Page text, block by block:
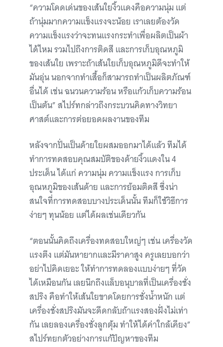
“ความโดดเด่นของเส้นใยงิ้วแดงคือความนุ่ม แต่
ถ้านุ่มมากความแข็งแรงจะน้อย เราเลยต้องวัด
ความแข็งแรงว่าจะทนแรงกระทำเพื่อผลิตเป็นผ้า
ได้ไหม รวมไปถึงการติดสี และการเก็บอุณหภูมิ
ของเส้นใย เพราะถ้าเส้นใยเก็บอุณหภูมิดีจะทำให้
มันอุ่น นอกจากทำเสื้อก็สามารถทำเป็นผลิตภัณฑ์
อื่นได้ เช่น ฉนวนความร้อน หรือแก้วเก็บความร้อน
เป็นต้น” สไปร์ทกล่าวถึงกระบวนคิดทางวิทยา
ศาสต์และการต่อยอดผลงานของทีม
หลังจากปั่นเป็นด้ายใยผสมออกมาได้แล้ว ทีมได้
ทำการทดสอบคุณสมบัติของด้ายงิ้วแดงใน 4
ประเด็น ได้แก่ ความนุ่ม ความแข็งแรง การเก็บ
อุณหภูมิของเส้นด้าย และการย้อมติดสี ซึ่งน่า
สนใจที่การทดสอบบางประเด็นนั้น ทีมก็ใช้วิธีการ
ง่ายๆ ทุนน้อย แต่ได้ผลเช่นเดียวกัน
“ตอนนั้นคิดถึงเครื่องทดสอบใหญ่ๆ เช่น เครื่องวัด
แรงตึง แต่มันหายากและมีราคาสูง ครูเลยบอกว่า
อย่าไปคิดเยอะ ให้ทำการทดลองแบบง่ายๆ ที่วัด
ได้เหมือนกัน เลยนึกถึงแล็บอนุบาลที่เป็นเครื่องชั่ง
สปริง คือทำให้เส้นใยขาดโดยการชั่งน้ำหนัก แต่
เครื่องชั่งสปริงมันจะดีดกลับถ้าแรงสองฝั่งไม่เท่า
กัน เลยลองเครื่องชั่งลูกตุ้ม ทำให้ได้ค่าใกล้เคียง”
สไปร์ทยกตัวอย่างการแก้ปัญหาของทีม